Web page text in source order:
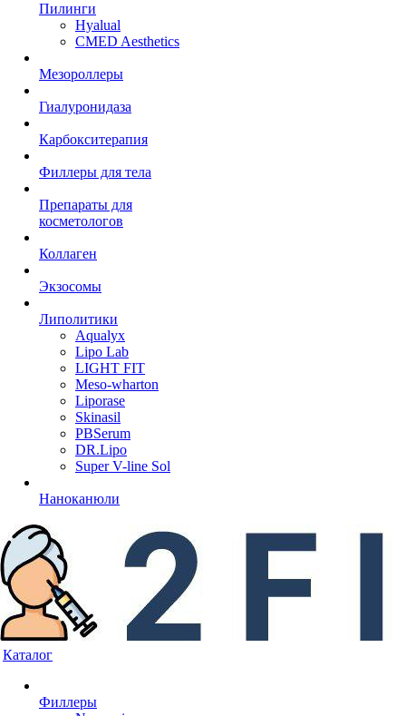
Пилинги
Hyalual
CMED Aesthetics
Мезороллеры
Гиалуронидаза
Карбокситерапия
Филлеры для тела
Препараты для
косметологов
Коллаген
Экзосомы
Липолитики
Aqualyx
Lipo Lab
LIGHT FIT
Meso-wharton
Liporase
Skinasil
PBSerum
DR.Lipo
Super V-line Sol
Наноканюли
Каталог
Филлеры